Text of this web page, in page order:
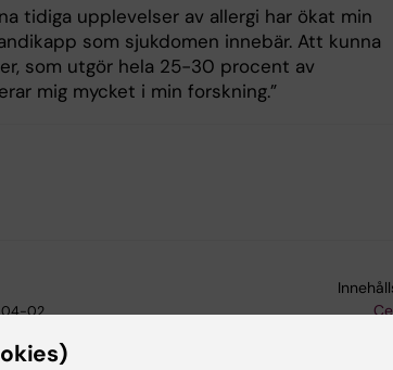
tidiga upplevelser av allergi har ökat min
som sjukdomen innebär. Att kunna
som utgör hela 25-30 procent av
mig mycket i min forskning.”
02